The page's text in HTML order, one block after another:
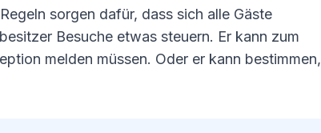
sorgen dafür, dass sich alle Gäste
Besuche etwas steuern. Er kann zum
melden müssen. Oder er kann bestimmen,